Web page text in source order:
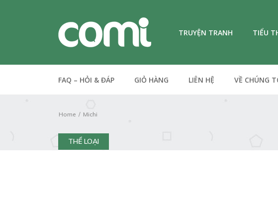
TRUYỆN TRANH TIỂU
FAQ – HỎI & ĐÁP GIỎ HÀNG LIÊN HỆ VỀ CHÚNG
Home Michi
THỂ LOẠI